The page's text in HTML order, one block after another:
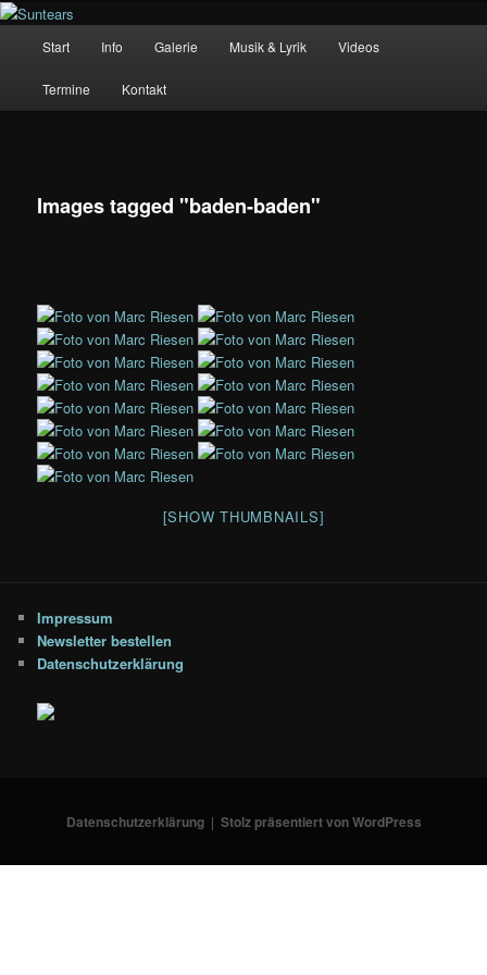
Zum
wechseln
Suntears
Music
Start Info Galerie Musik & Lyrik Videos
Termine Kontakt
Images tagged "baden-baden"
[SHOW THUMBNAILS]
Impressum
Newsletter bestellen
Datenschutzerklärung
Datenschutzerklärung Stolz präsentiert von WordPress